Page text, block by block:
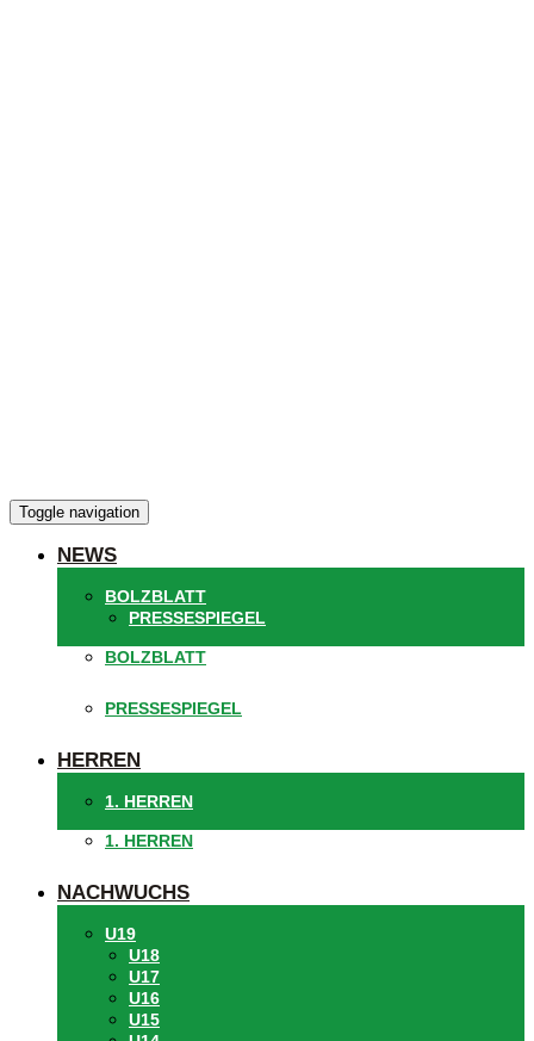
Toggle navigation
NEWS
BOLZBLATT
PRESSESPIEGEL
BOLZBLATT
PRESSESPIEGEL
HERREN
1. HERREN
1. HERREN
NACHWUCHS
U19
U18
U17
U16
U15